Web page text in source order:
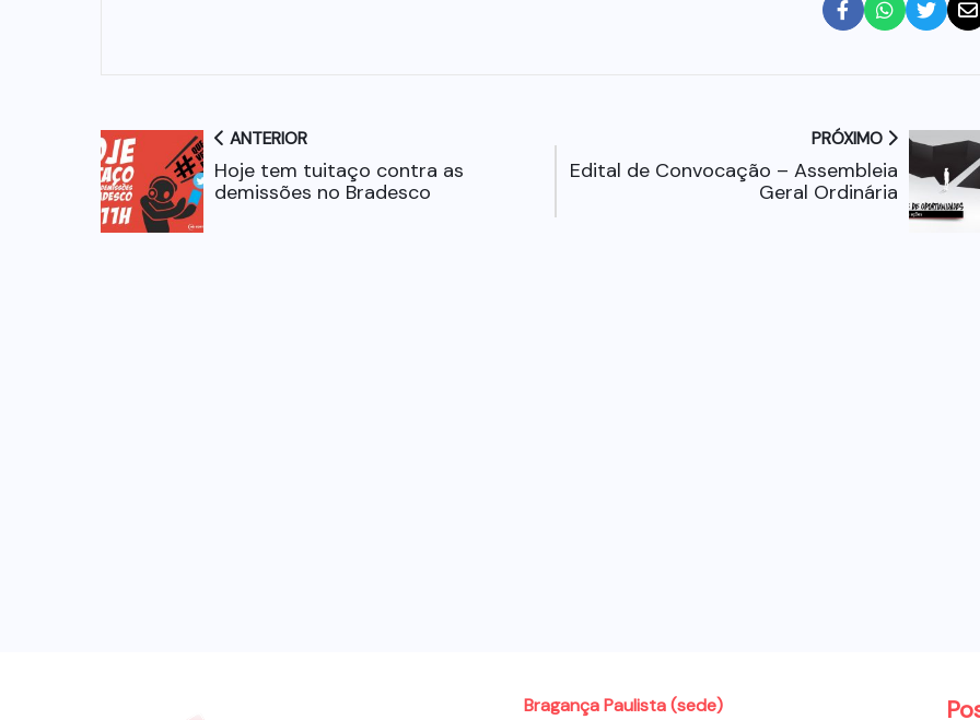
ANTERIOR
Hoje tem tuitaço contra as
demissões no Bradesco
PRÓXIMO
Edital de Convocação – Assembleia
Geral Ordinária
Bragança Paulista (sede)